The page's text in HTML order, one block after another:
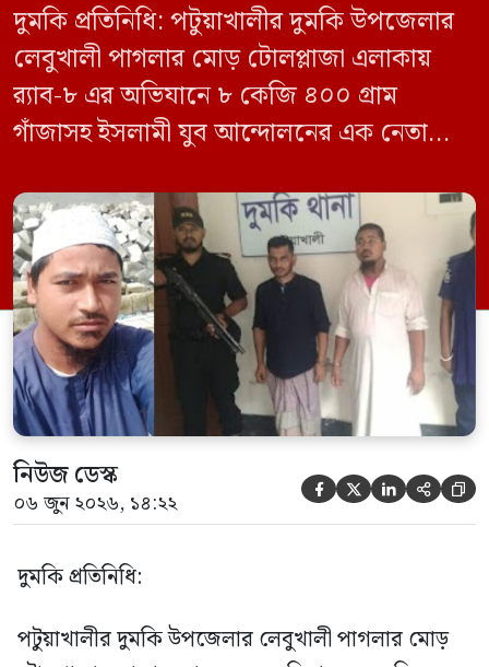
দুমকি প্রতিনিধি: পটুয়াখালীর দুমকি উপজেলার
লেবুখালী পাগলার মোড় টোলপ্লাজা এলাকায়
র‍্যাব-৮ এর অভিযানে ৮ কেজি ৪০০ গ্রাম
গাঁজাসহ ইসলামী যুব আন্দোলনের এক নেতাকে
ভিত্তিতে অভিযান চালিয়ে মাদক চক্রের আরও
এক সদস্যকে আটক করা হয়। র‍্যাব ও পুলিশ
সূত্রে জানা গেছে, শুক্রবার গোপন সংবাদের
ভিত্তিতে র‍্যাব-৮, সিপিসি-১ পটুয়াখালী ক্যাম্পের
[…]
নিউজ ডেস্ক
০৬ জুন ২০২৬, ১৪:২২     
দুমকি প্রতিনিধি:
পটুয়াখালীর দুমকি উপজেলার লেবুখালী পাগলার মোড়